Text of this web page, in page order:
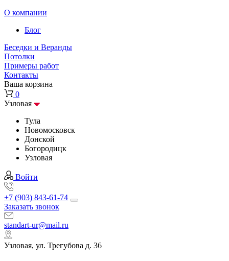
О компании
Блог
Беседки и Веранды
Потолки
Примеры работ
Контакты
Ваша корзина
0
Узловая
Тула
Новомосковск
Донской
Богородицк
Узловая
Войти
+7 (903) 843-61-74
Заказать звонок
standart-ur@mail.ru
Узловая, ул. Трегубова д. 36